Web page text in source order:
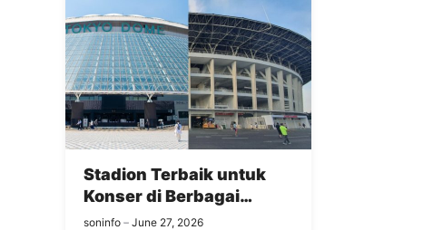
Stadion Terbaik untuk
Konser di Berbagai
Negara
soninfo June 27, 2026